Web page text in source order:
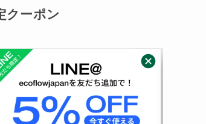
クーポン